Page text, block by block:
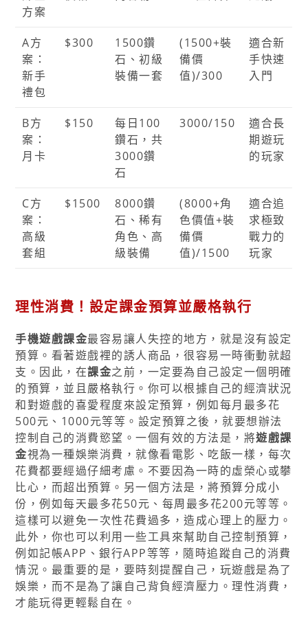
方案
A方
案：
新手
禮包
$300
1500鑽
石、初級
裝備一套
(1500+裝
備價
值)/300
適合新
手快速
入門
B方
案：
月卡
$150
每日100
鑽石，共
3000鑽
石
3000/150
適合長
期遊玩
的玩家
C方
案：
高級
套組
$1500
8000鑽
石、稀有
角色、高
級裝備
(8000+角
色價值+裝
備價
值)/1500
適合追
求極致
戰力的
玩家
理性消費！設定課金預算並嚴格執行
手機遊戲課金最容易讓人失控的地方，就是沒有設定
預算。看著遊戲裡的誘人商品，很容易一時衝動就超
支。因此，在課金之前，一定要為自己設定一個明確
的預算，並且嚴格執行。你可以根據自己的經濟狀況
和對遊戲的喜愛程度來設定預算，例如每月最多花
500元、1000元等等。設定預算之後，就要想辦法
控制自己的消費慾望。一個有效的方法是，將遊戲課
金視為一種娛樂消費，就像看電影、吃飯一樣，每次
花費都要經過仔細考慮。不要因為一時的虛榮心或攀
比心，而超出預算。另一個方法是，將預算分成小
份，例如每天最多花50元、每周最多花200元等等。
這樣可以避免一次性花費過多，造成心理上的壓力。
此外，你也可以利用一些工具來幫助自己控制預算，
例如記帳APP、銀行APP等等，隨時追蹤自己的消費
情況。最重要的是，要時刻提醒自己，玩遊戲是為了
娛樂，而不是為了讓自己背負經濟壓力。理性消費，
才能玩得更輕鬆自在。